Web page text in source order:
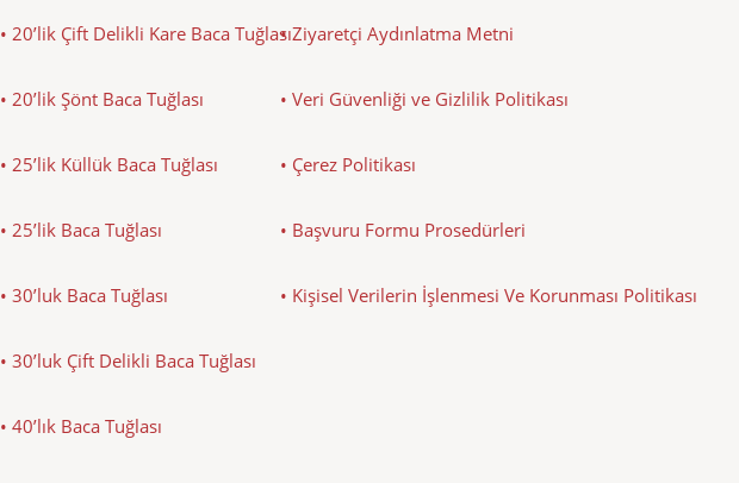
• 20’lik Çift Delikli Kare Baca Tuğlası
• 20’lik Şönt Baca Tuğlası
• 25’lik Küllük Baca Tuğlası
• 25’lik Baca Tuğlası
• 30’luk Baca Tuğlası
• 30’luk Çift Delikli Baca Tuğlası
• 40’lık Baca Tuğlası
• Ziyaretçi Aydınlatma Metni
• Veri Güvenliği ve Gizlilik Politikası
• Çerez Politikası
• Başvuru Formu Prosedürleri
• Kişisel Verilerin İşlenmesi Ve Korunması Politikası